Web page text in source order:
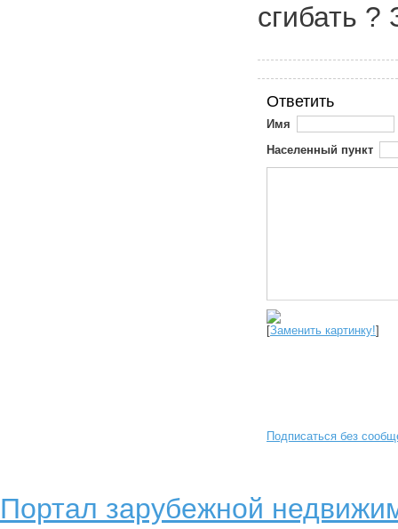
сгибать ?
Ответить
Имя
Населенный пункт
[Заменить картинку!]
Подписаться без
Портал зарубежной